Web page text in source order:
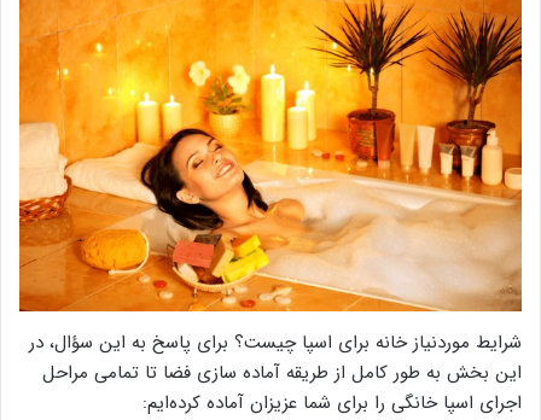
شرایط موردنیاز خانه برای اسپا چیست؟ برای پاسخ به این سؤال، در
این بخش به طور کامل از طریقه آماده سازی فضا تا تمامی مراحل
اجرای اسپا خانگی را برای شما عزیزان آماده کرده‌ایم: